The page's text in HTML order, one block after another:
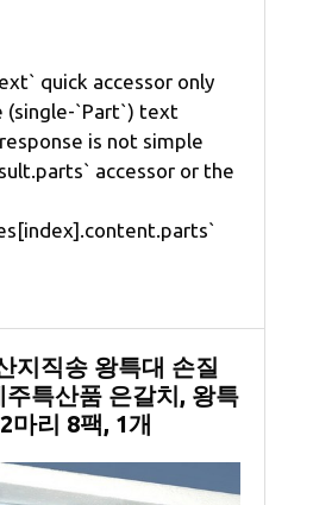
quick accessor only
(single-`Part`) text
is not simple
accessor or the
지직송 왕특대 손질
특산품 은갈치, 왕특
마리 8팩, 1개